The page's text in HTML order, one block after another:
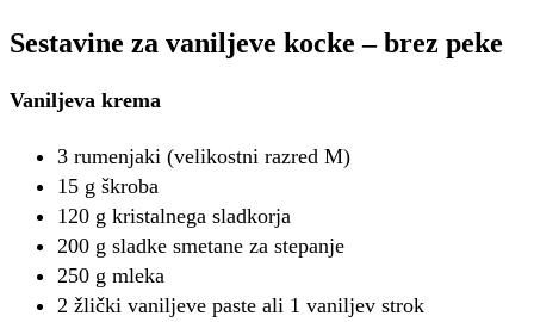
Sestavine za vaniljeve kocke – brez peke
Vaniljeva krema
3 rumenjaki (velikostni razred M)
15 g škroba
120 g kristalnega sladkorja
200 g sladke smetane za stepanje
250 g mleka
2 žlički vaniljeve paste ali 1 vaniljev strok